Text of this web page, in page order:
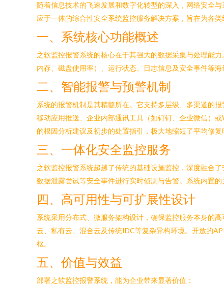
随着信息技术的飞速发展和数字化转型的深入，网络安全
应于一体的综合性安全系统监控服务解决方案，旨在为各
一、系统核心功能概述
之软监控报警系统的核心在于其强大的数据采集与处理能
内存、磁盘使用率）、运行状态、日志信息及安全事件等
二、智能报警与预警机制
系统的报警机制是其精髓所在。它支持多层级、多渠道的
移动应用推送、企业内部通讯工具（如钉钉、企业微信）
的根因分析建议及初步的处置指引，极大地缩短了平均修复
三、一体化安全监控服务
之软监控报警系统超越了传统的基础设施监控，深度融合
数据泄露尝试等安全事件进行实时侦测与告警。系统内置
四、高可用性与可扩展性设计
系统采用分布式、微服务架构设计，确保监控服务本身的
云、私有云、混合云及传统IDC等复杂异构环境。开放的
枢。
五、价值与效益
部署之软监控报警系统，能为企业带来显著价值：